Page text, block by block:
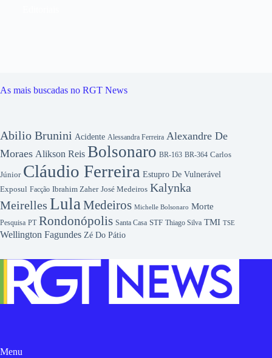
As mais buscadas no RGT News
Abilio Brunini Acidente Alessandra Ferreira Alexandre De
Moraes Alikson Reis Bolsonaro BR-163 BR-364 Carlos
Júnior Cláudio Ferreira Estupro De Vulnerável
Exposul Facção Ibrahim Zaher José Medeiros Kalynka
Meirelles Lula Medeiros Michelle Bolsonaro Morte
Pesquisa PT Rondonópolis Santa Casa STF Thiago Silva TMI TSE
Wellington Fagundes Zé Do Pátio
Menu